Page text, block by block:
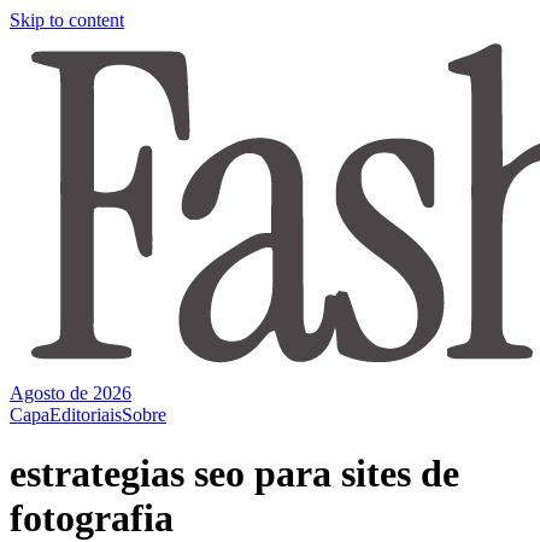
Skip to content
Agosto de 2026
CapaEditoriaisSobre
estrategias seo para sites de
fotografia